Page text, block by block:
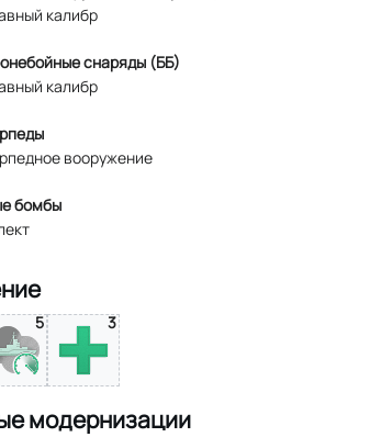
калибр
снаряды (ББ)
калибр
вооружение
бомбы
5 3
модернизации